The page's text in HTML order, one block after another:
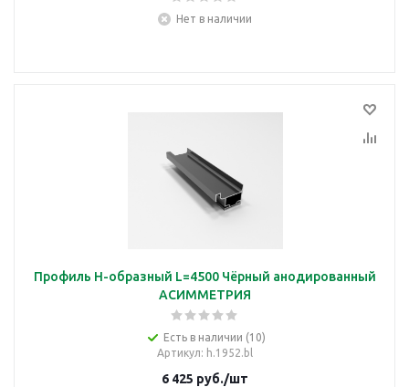
Нет в наличии
Профиль H-образный L=4500 Чёрный анодированный
АСИММЕТРИЯ
Есть в наличии (10)
Артикул: h.1952.bl
6 425 руб./шт